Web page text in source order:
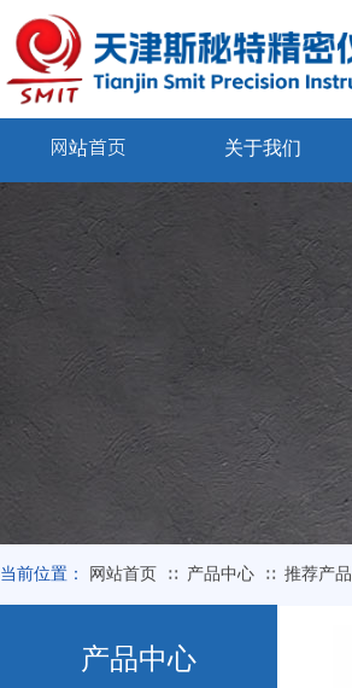
当前位置： 网站首页 ∷ 产品中心 ∷ 推荐产品
产品中心
网站首页 关于我们